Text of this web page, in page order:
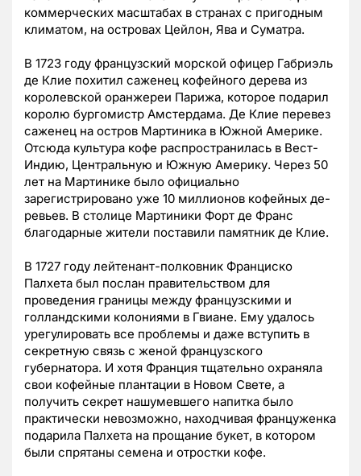
коммерческих масштабах в странах с пригодным
климатом, на островах Цейлон, Ява и Суматра.
В 1723 году французский морской офицер Габриэль
де Клие похитил саженец кофейного дерева из
королевской оранжереи Парижа, которое подарил
королю бургомистр Амстердама. Де Клие перевез
саженец на остров Мартиника в Южной Америке.
Отсюда культура кофе распространилась в Вест-
Индию, Центральную и Южную Америку. Через 50
лет на Мартинике было официально
зарегистрировано уже 10 миллионов кофейных де-
ревьев. В столице Мартиники Форт де Франс
благодарные жители поставили памятник де Клие.
В 1727 году лейтенант-полковник Франциско
Палхета был послан правительством для
проведения границы между французскими и
голландскими колониями в Гвиане. Ему удалось
урегулировать все проблемы и даже вступить в
секретную связь с женой французского
губернатора. И хотя Франция тщательно охраняла
свои кофейные плантации в Новом Свете, а
получить секрет нашумевшего напитка было
практически невозможно, находчивая француженка
подарила Палхета на прощание букет, в котором
были спрятаны семена и отростки кофе.